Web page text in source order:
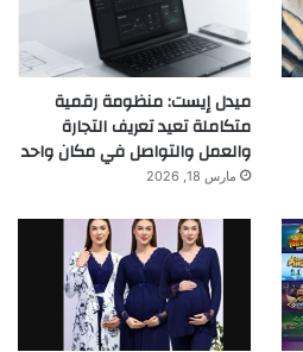
ميدل إيست: منظومة رقمية
متكاملة تعيد تعريف التجارة
والعمل والتواصل في مكان واحد
مارس 18, 2026